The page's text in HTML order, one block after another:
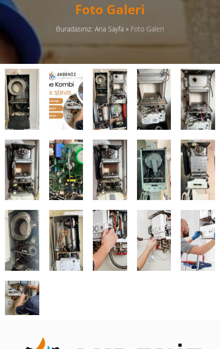
Foto Galeri
Buradasınız: Ana Sayfa » Foto Galeri